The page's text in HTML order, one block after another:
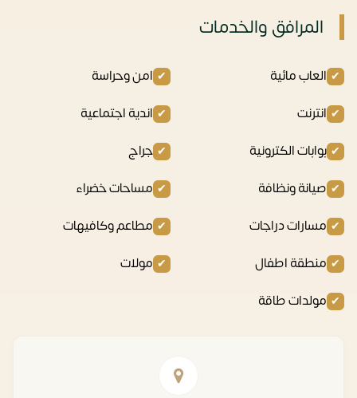
المرافق والخدمات
العاب مائية
امن وحراسة
انترنت
اندية اجتماعية
بوابات الكترونية
جراج
صيانة ونظافة
مساحات خضراء
مسارات دراجات
مطاعم وكافيهات
منطقة اطفال
مولات
مولدات طاقة